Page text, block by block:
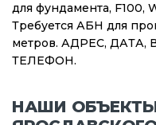
для фундамента, F100,
Требуется АБН для
метров. АДРЕС, ДАТА,
ТЕЛЕФОН.
НАШИ